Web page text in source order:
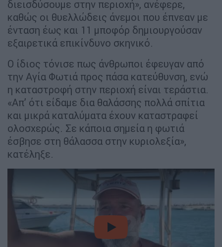
διεισδύσουμε στην περιοχή», ανέφερε,
καθώς οι θυελλώδεις άνεμοι που έπνεαν με
ένταση έως και 11 μποφόρ δημιουργούσαν
εξαιρετικά επικίνδυνο σκηνικό.
Ο ίδιος τόνισε πως άνθρωποι έφευγαν από
την Αγία Φωτιά προς πάσα κατεύθυνση, ενώ
η καταστροφή στην περιοχή είναι τεράστια.
«Απ’ ότι είδαμε δια θαλάσσης πολλά σπίτια
και μικρά καταλύματα έχουν καταστραφεί
ολοσχερώς. Σε κάποια σημεία η φωτιά
έσβησε στη θάλασσα στην κυριολεξία»,
κατέληξε.
video